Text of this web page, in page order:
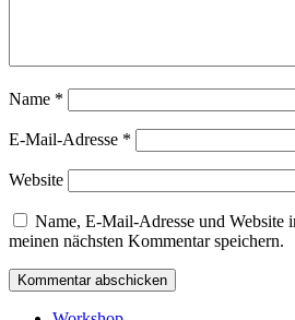
Name *
E-Mail-Adresse *
Website
Name, E-Mail-Adresse und Website
meinen nächsten Kommentar speichern.